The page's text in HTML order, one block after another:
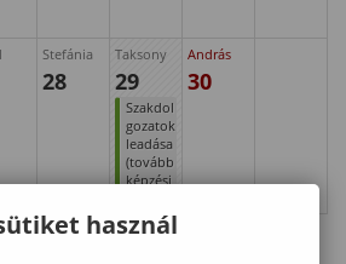
Stefánia
28
Taksony
29
Szakdol
gozatok
leadása
(tovább
képzési
András
30
használ